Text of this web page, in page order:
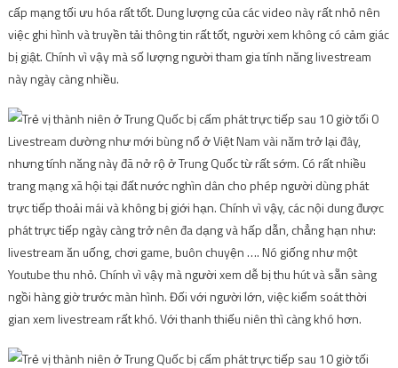
cấp mạng tối ưu hóa rất tốt. Dung lượng của các video này rất nhỏ nên
việc ghi hình và truyền tải thông tin rất tốt, người xem không có cảm giác
bị giật. Chính vì vậy mà số lượng người tham gia tính năng livestream
này ngày càng nhiều.
Livestream dường như mới bùng nổ ở Việt Nam vài năm trở lại đây,
nhưng tính năng này đã nở rộ ở Trung Quốc từ rất sớm. Có rất nhiều
trang mạng xã hội tại đất nước nghìn dân cho phép người dùng phát
trực tiếp thoải mái và không bị giới hạn. Chính vì vậy, các nội dung được
phát trực tiếp ngày càng trở nên đa dạng và hấp dẫn, chẳng hạn như:
livestream ăn uống, chơi game, buôn chuyện …. Nó giống như một
Youtube thu nhỏ. Chính vì vậy mà người xem dễ bị thu hút và sẵn sàng
ngồi hàng giờ trước màn hình. Đối với người lớn, việc kiểm soát thời
gian xem livestream rất khó. Với thanh thiếu niên thì càng khó hơn.